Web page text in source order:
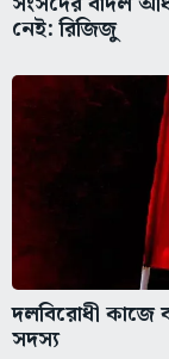
নেই: রিজিজু
দলবিরোধী কাজে
সদস্য